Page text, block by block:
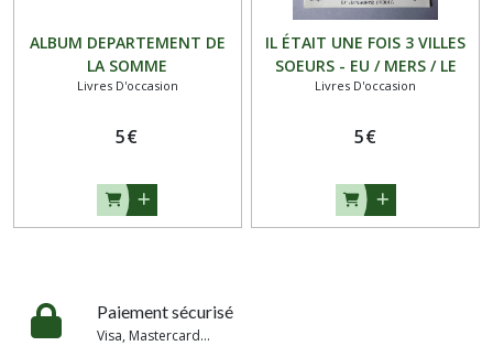
ALBUM DEPARTEMENT DE
LA SOMME
Livres D'occasion
5€
IL ÉTAIT UNE FOIS 3 VILLES
SOEURS - EU / MERS / LE
TREPORT : LA PÊCHE
Livres D'occasion
5€
Paiement sécurisé
Visa, Mastercard...